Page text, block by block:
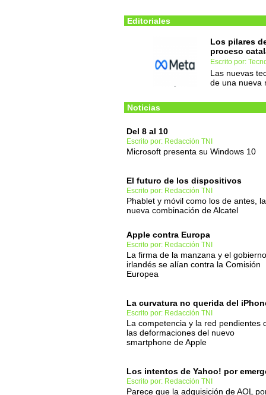
Editoriales
Los pilares
proceso
Escrito por:
Las nuevas
de una nueva
Noticias
Del 8 al 10
Escrito por: Redacción TNI
Microsoft presenta su Windows 10
El futuro de los dispositivos
Escrito por: Redacción TNI
Phablet y móvil como los de antes, la
nueva combinación de Alcatel
Apple contra Europa
Escrito por: Redacción TNI
La firma de la manzana y el gobierno
irlandés se alían contra la Comisión
Europea
La curvatura no querida del
Escrito por: Redacción TNI
La competencia y la red pendientes
las deformaciones del nuevo
smartphone de Apple
Los intentos de Yahoo! por
Escrito por: Redacción TNI
Parece que la adquisición de AOL